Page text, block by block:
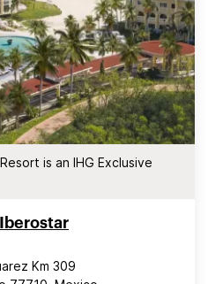
is an IHG Exclusive
Km 309